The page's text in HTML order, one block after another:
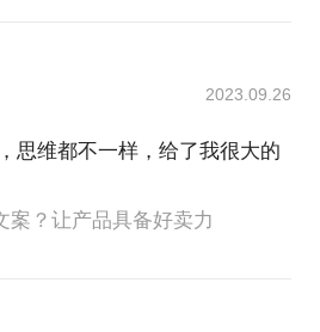
2023.09.26
思维都不一样，给了我很大的
案？让产品具备好卖力